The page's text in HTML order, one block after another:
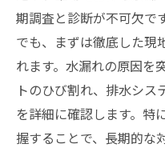
期調査と診断が不可欠で
でも、まずは徹底した現
れます。水漏れの原因を
トのひび割れ、排水シ
を詳細に確認します。特
握することで、長期的な